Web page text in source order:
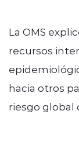
La OMS
recursos
hacia otros
riesgo global